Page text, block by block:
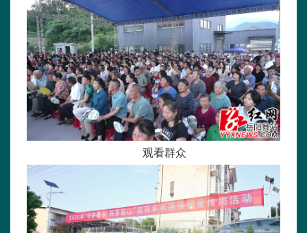
观看群众